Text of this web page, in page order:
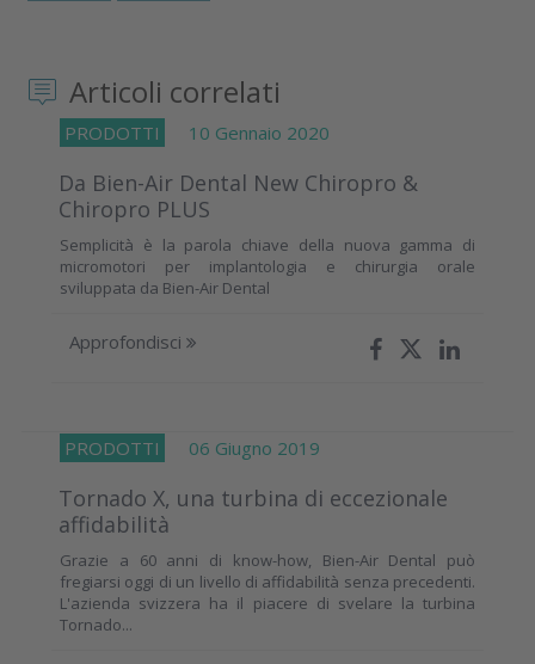
Articoli correlati
PRODOTTI 10 Gennaio 2020
Da Bien-Air Dental New Chiropro &
Chiropro PLUS
Semplicità è la parola chiave della nuova gamma di
micromotori per implantologia e chirurgia orale
sviluppata da Bien-Air Dental
Approfondisci
PRODOTTI 06 Giugno 2019
Tornado X, una turbina di eccezionale
affidabilità
Grazie a 60 anni di know-how, Bien-Air Dental può
fregiarsi oggi di un livello di affidabilità senza precedenti.
L'azienda svizzera ha il piacere di svelare la turbina
Tornado...